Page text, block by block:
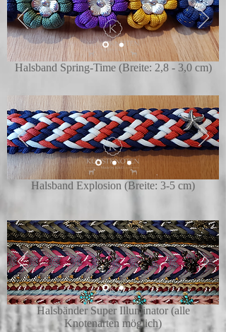
Halsband Explosion (Breite: 3-5 cm)
Halsbänder Super Illuminator (alle
Knotenarten möglich)
Halsband Spring-Time (Breite: 2,8 - 3,0 cm)